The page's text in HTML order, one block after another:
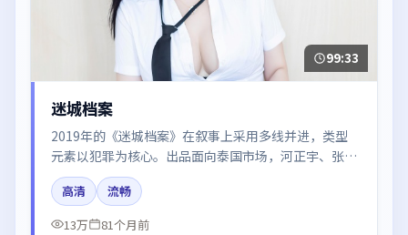
99:33
迷城档案
2019年的《迷城档案》在叙事上采用多线并进，类型
元素以犯罪为核心。出品面向泰国市场，河正宇、张子
枫、迪丽热巴所饰角色推动关键反转，结尾留白引发讨
论。
高清
流畅
13万
81个月前